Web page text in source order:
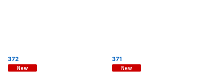
372 371